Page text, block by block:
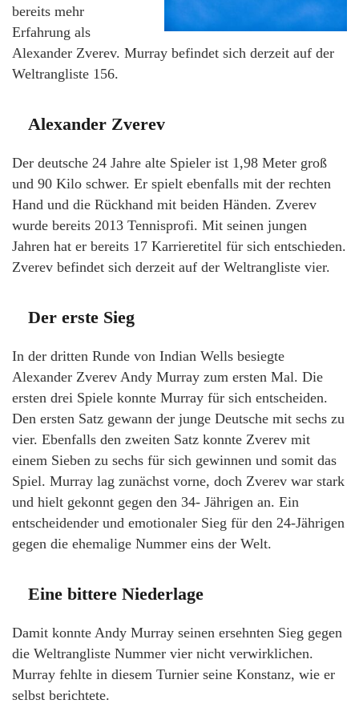
bereits mehr
Erfahrung als
Alexander Zverev. Murray befindet sich derzeit auf der
Weltrangliste 156.
Alexander Zverev
Der deutsche 24 Jahre alte Spieler ist 1,98 Meter groß
und 90 Kilo schwer. Er spielt ebenfalls mit der rechten
Hand und die Rückhand mit beiden Händen. Zverev
wurde bereits 2013 Tennisprofi. Mit seinen jungen
Jahren hat er bereits 17 Karrieretitel für sich entschieden.
Zverev befindet sich derzeit auf der Weltrangliste vier.
Der erste Sieg
In der dritten Runde von Indian Wells besiegte
Alexander Zverev Andy Murray zum ersten Mal. Die
ersten drei Spiele konnte Murray für sich entscheiden.
Den ersten Satz gewann der junge Deutsche mit sechs zu
vier. Ebenfalls den zweiten Satz konnte Zverev mit
einem Sieben zu sechs für sich gewinnen und somit das
Spiel. Murray lag zunächst vorne, doch Zverev war stark
und hielt gekonnt gegen den 34- Jährigen an. Ein
entscheidender und emotionaler Sieg für den 24-Jährigen
gegen die ehemalige Nummer eins der Welt.
Eine bittere Niederlage
Damit konnte Andy Murray seinen ersehnten Sieg gegen
die Weltrangliste Nummer vier nicht verwirklichen.
Murray fehlte in diesem Turnier seine Konstanz, wie er
selbst berichtete.